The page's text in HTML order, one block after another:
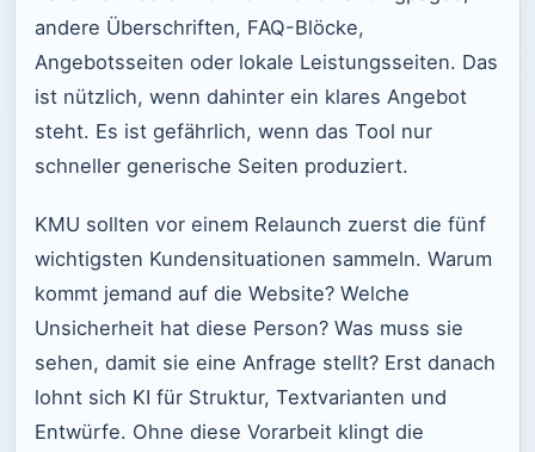
andere Überschriften, FAQ-Blöcke,
Angebotsseiten oder lokale Leistungsseiten. Das
ist nützlich, wenn dahinter ein klares Angebot
steht. Es ist gefährlich, wenn das Tool nur
schneller generische Seiten produziert.
KMU sollten vor einem Relaunch zuerst die fünf
wichtigsten Kundensituationen sammeln. Warum
kommt jemand auf die Website? Welche
Unsicherheit hat diese Person? Was muss sie
sehen, damit sie eine Anfrage stellt? Erst danach
lohnt sich KI für Struktur, Textvarianten und
Entwürfe. Ohne diese Vorarbeit klingt die